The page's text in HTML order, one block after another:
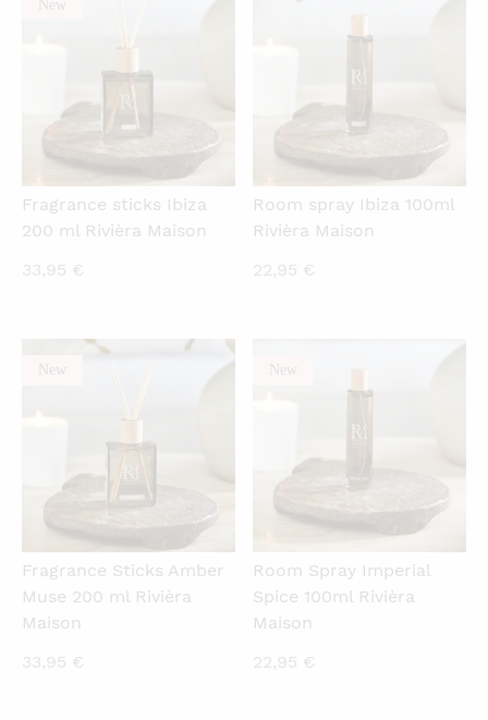
New
Fragrance sticks Ibiza
200 ml Rivièra Maison
33,95 €
Room spray Ibiza 100ml
Rivièra Maison
22,95 €
New
Fragrance Sticks Amber
Muse 200 ml Rivièra
Maison
33,95 €
New
Room Spray Imperial
Spice 100ml Rivièra
Maison
22,95 €